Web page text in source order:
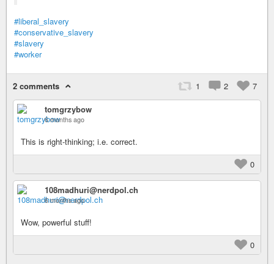
#liberal_slavery
#conservative_slavery
#slavery
#worker
2 comments 1 2
7
tomgrzybow
6 months ago
This is right-thinking; i.e. correct.
0
108madhuri@nerdpol.ch
6 months ago
Wow, powerful stuff!
0